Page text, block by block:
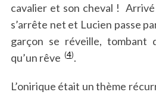
cavalier et son cheval ! Arrivé
s’arrête net et Lucien passe
garçon se réveille, tombant
qu’un rêve (4).
L’onirique était un thème